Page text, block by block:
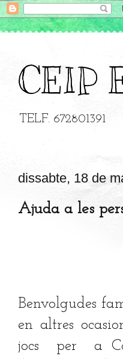
CEIP
TELF. 672801391
dissabte, 18 de
Ajuda a les
Benvolgudes
en altres
jocs per
a